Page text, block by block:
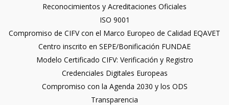
Reconocimientos y Acreditaciones Oficiales
ISO 9001
Compromiso de CIFV con el Marco Europeo de Calidad EQAVET
Centro inscrito en SEPE/Bonificación FUNDAE
Modelo Certificado CIFV: Verificación y Registro
Credenciales Digitales Europeas
Compromiso con la Agenda 2030 y los ODS
Transparencia